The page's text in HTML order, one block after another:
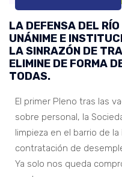
LA DEFENSA DEL
UNÁNIME E
LA SINRAZÓN DE
ELIMINE DE FORMA
TODAS.
El primer Pleno tras las
sobre personal, la
limpieza en el barrio de
contratación de
Ya solo nos queda